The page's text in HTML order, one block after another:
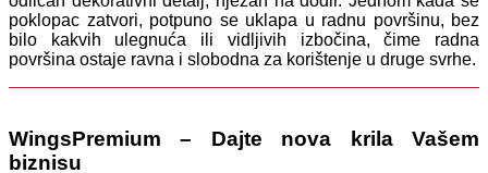
poklopac zatvori, potpuno se uklapa u radnu površinu, bez
bilo kakvih ulegnuća ili vidljivih izbočina, čime radna
površina ostaje ravna i slobodna za korištenje u druge svrhe.
WingsPremium – Dajte nova krila Vašem
biznisu